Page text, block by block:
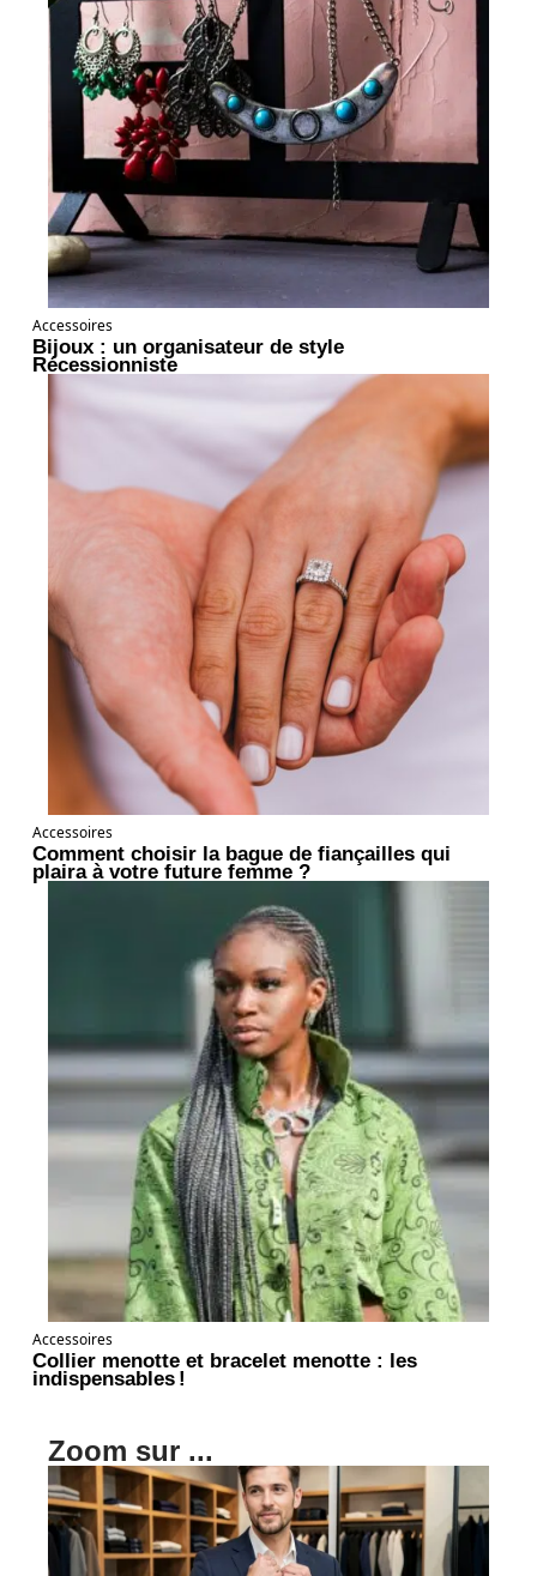
Accessoires
Bijoux : un organisateur de style
Récessionniste
Accessoires
Comment choisir la bague de fiançailles qui
plaira à votre future femme ?
Accessoires
Collier menotte et bracelet menotte : les
indispensables !
Zoom sur ...